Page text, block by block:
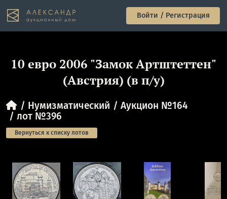
Войти / Регистрация
10 евро 2006 "Замок Артштеттен"
(Австрия) (в п/у)
Нумизматический
Аукцион №164
лот №396
Вернуться к списку лотов